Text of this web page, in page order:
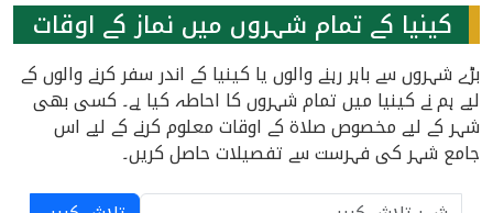
کینیا کے تمام شہروں میں نماز کے اوقات
بڑے شہروں سے باہر رہنے والوں یا کینیا کے اندر سفر کرنے والوں کے
لیے ہم نے کینیا میں تمام شہروں کا احاطہ کیا ہے۔ کسی بھی
شہر کے لیے مخصوص صلاۃ کے اوقات معلوم کرنے کے لیے اس
جامع شہر کی فہرست سے تفصیلات حاصل کریں۔